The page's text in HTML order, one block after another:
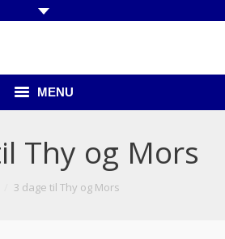
MENU
tureThy og Mors
3 dage til Thy og Mors